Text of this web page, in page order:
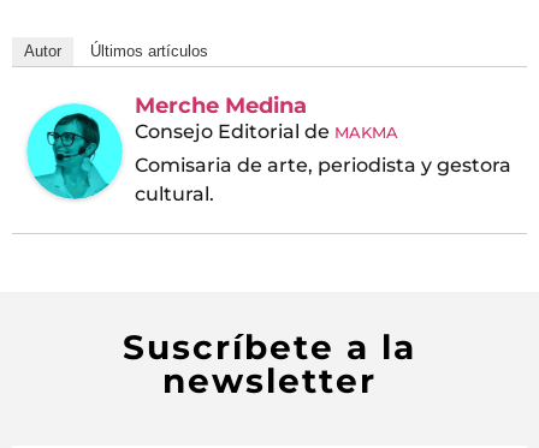
Autor Últimos artículos
Merche Medina
Consejo Editorial de MAKMA
Comisaria de arte, periodista y gestora
cultural.
Suscríbete a la
newsletter